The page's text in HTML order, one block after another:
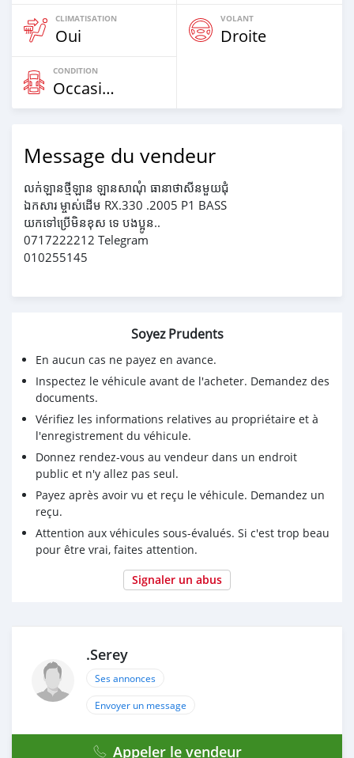
CLIMATISATION
Oui
VOLANT
Droite
CONDITION
Occasion
Message du vendeur
លក់ឡានថ្មីឡាន ឡានសាណុំ ធានាថាសីនមួយជុំ
ឯកសារ ម្ចាស់ដើម RX.330 .2005 P1 BASS
យកទៅប្រើមិនខុស ទេ បងប្អូន..
0717222212 Telegram
010255145
Soyez Prudents
En aucun cas ne payez en avance.
Inspectez le véhicule avant de l'acheter. Demandez des
documents.
Vérifiez les informations relatives au propriétaire et à
l'enregistrement du véhicule.
Donnez rendez-vous au vendeur dans un endroit
public et n'y allez pas seul.
Payez après avoir vu et reçu le véhicule. Demandez un
reçu.
Attention aux véhicules sous-évalués. Si c'est trop beau
pour être vrai, faites attention.
Signaler un abus
.Serey
Ses annonces
Envoyer un message
Appeler le vendeur